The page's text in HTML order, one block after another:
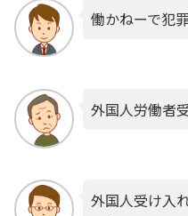
働かねーで犯
外国人労働者
外国人受け入